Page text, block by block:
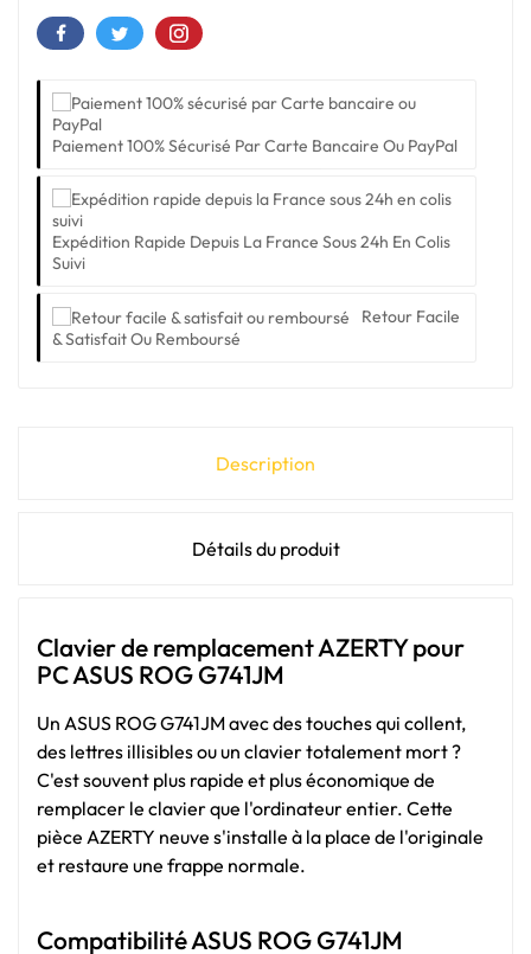
Paiement 100% Sécurisé Par Carte Bancaire Ou PayPal
Expédition Rapide Depuis La France Sous 24h En Colis
Suivi
Retour Facile
& Satisfait Ou Remboursé
Description
Détails du produit
Clavier de remplacement AZERTY pour
PC ASUS ROG G741JM
Un ASUS ROG G741JM avec des touches qui collent,
des lettres illisibles ou un clavier totalement mort ?
C'est souvent plus rapide et plus économique de
remplacer le clavier que l'ordinateur entier. Cette
pièce AZERTY neuve s'installe à la place de l'originale
et restaure une frappe normale.
Compatibilité ASUS ROG G741JM